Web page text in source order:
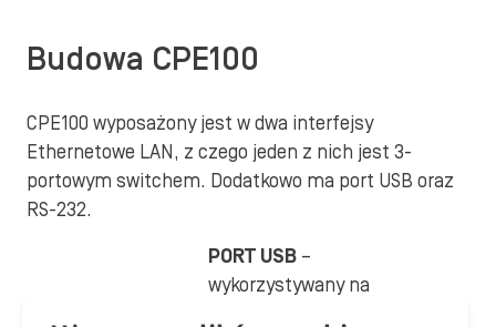
Budowa CPE100
CPE100 wyposażony jest w dwa interfejsy
Ethernetowe LAN, z czego jeden z nich jest 3-
portowym switchem. Dodatkowo ma port USB oraz
RS-232.
PORT USB –
wykorzystywany na